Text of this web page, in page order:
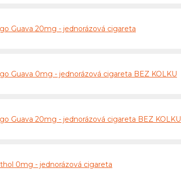
Guava 20mg - jednorázová cigareta
Guava 0mg - jednorázová cigareta BEZ KOLKU
Guava 20mg - jednorázová cigareta BEZ KOLKU
0mg - jednorázová cigareta